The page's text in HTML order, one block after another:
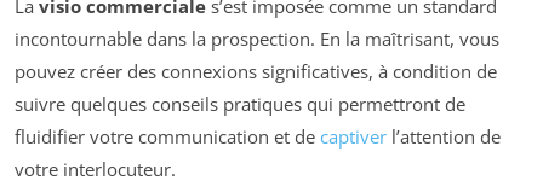
La visio commerciale s’est imposée comme un standard
incontournable dans la prospection. En la maîtrisant, vous
pouvez créer des connexions significatives, à condition de
suivre quelques conseils pratiques qui permettront de
fluidifier votre communication et de captiver l’attention de
votre interlocuteur.